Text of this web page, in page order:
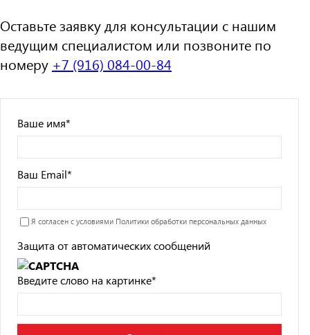
Оставьте заявку для консультации с нашим
ведущим специалистом или позвоните по
номеру +7 (916) 084-00-84
Ваше имя*
Ваш Email*
Я согласен с условиями Политики обработки персональных данных
Защита от автоматических сообщений
Введите слово на картинке*